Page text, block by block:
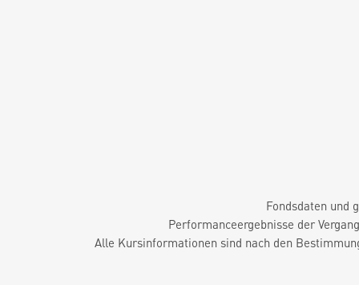
Fondsdaten und
Performanceergebnisse der
Alle Kursinformationen sind nach den